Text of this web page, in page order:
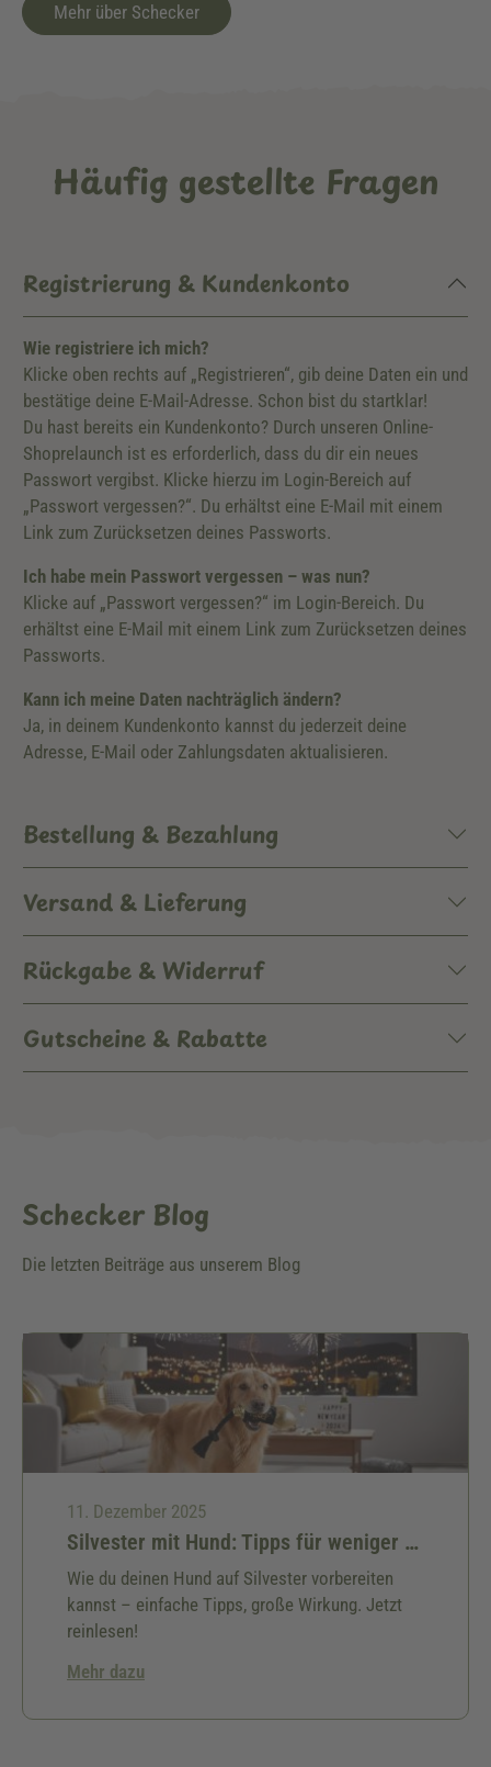
Mehr über Schecker
Häufig gestellte Fragen
Registrierung & Kundenkonto
Wie registriere ich mich?
Klicke oben rechts auf „Registrieren“, gib deine Daten ein und
bestätige deine E-Mail-Adresse. Schon bist du startklar!
Du hast bereits ein Kundenkonto? Durch unseren Online-
Shoprelaunch ist es erforderlich, dass du dir ein neues
Passwort vergibst. Klicke hierzu im Login-Bereich auf
„Passwort vergessen?“. Du erhältst eine E-Mail mit einem
Link zum Zurücksetzen deines Passworts.
Ich habe mein Passwort vergessen – was nun?
Klicke auf „Passwort vergessen?“ im Login-Bereich. Du
erhältst eine E-Mail mit einem Link zum Zurücksetzen deines
Passworts.
Kann ich meine Daten nachträglich ändern?
Ja, in deinem Kundenkonto kannst du jederzeit deine
Adresse, E-Mail oder Zahlungsdaten aktualisieren.
Bestellung & Bezahlung
Versand & Lieferung
Rückgabe & Widerruf
Gutscheine & Rabatte
Schecker Blog
Die letzten Beiträge aus unserem Blog
11. Dezember 2025
Silvester mit Hund: Tipps für weniger Stress
Wie du deinen Hund auf Silvester vorbereiten
kannst – einfache Tipps, große Wirkung. Jetzt
reinlesen!
Mehr dazu